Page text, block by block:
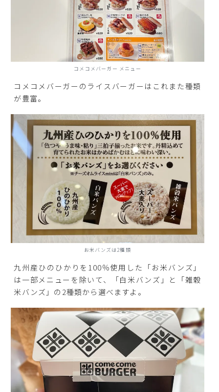
コメコメバーガー メニュー
コメコメバーガーのライスバーガーはこれまた種類
が豊富。
お米バンズは2種類
九州産ひのひかりを100％使用した「お米バンズ」
は一部メニューを除いて、「白米バンズ」と「雑穀
米バンズ」の2種類から選べますよ。